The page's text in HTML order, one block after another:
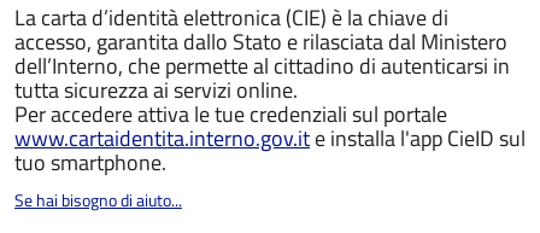
La carta d’identità elettronica (CIE) è la chiave di
accesso, garantita dallo Stato e rilasciata dal Ministero
dell’Interno, che permette al cittadino di autenticarsi in
tutta sicurezza ai servizi online.
Per accedere attiva le tue credenziali sul portale
www.cartaidentita.interno.gov.ite installa l'app CieID sul
tuo smartphone.
Se hai bisogno di aiuto...